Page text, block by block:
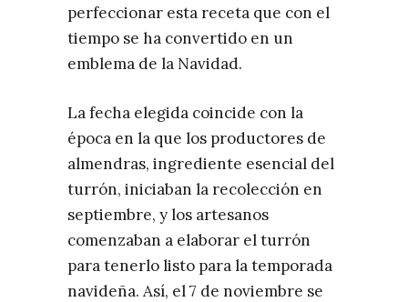
perfeccionar esta receta que con el
tiempo se ha convertido en un
emblema de la Navidad.
La fecha elegida coincide con la
época en la que los productores de
almendras, ingrediente esencial del
turrón, iniciaban la recolección en
septiembre, y los artesanos
comenzaban a elaborar el turrón
para tenerlo listo para la temporada
navideña. Así, el 7 de noviembre se